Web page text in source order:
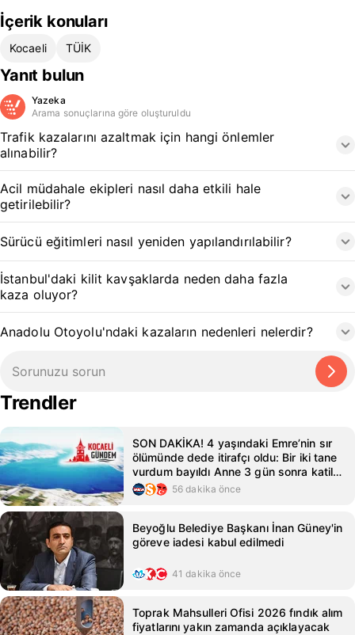
İçerik konuları
Kocaeli TÜİK
Yanıt bulun
Yazeka
Arama sonuçlarına göre oluşturuldu
Trafik kazalarını azaltmak için hangi önlemler
alınabilir?
Acil müdahale ekipleri nasıl daha etkili hale
getirilebilir?
Sürücü eğitimleri nasıl yeniden yapılandırılabilir?
İstanbul'daki kilit kavşaklarda neden daha fazla
kaza oluyor?
Anadolu Otoyolu'ndaki kazaların nedenleri nelerdir?
Trendler
SON DAKİKA! 4 yaşındaki Emre’nin sır
ölümünde dede itirafçı oldu: Bir iki tane
vurdum bayıldı Anne 3 gün sonra katil
ile evlenmiş...56 dakika önce
Beyoğlu Belediye Başkanı İnan Güney'in
göreve iadesi kabul edilmedi
41 dakika önce
Toprak Mahsulleri Ofisi 2026 fındık alım
fiyatlarını yakın zamanda açıklayacak